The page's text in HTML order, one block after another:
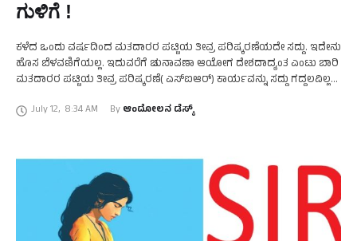
ಗುಳಿಗೆ !
ಕಳೆದ ಒಂದು ವರ್ಷದಿಂದ ಮತದಾರರ ಪಟ್ಟಿಯ ತೀವ್ರ ಪರಿಷ್ಕರಣೆಯದೇ ಸದ್ದು. ಇದೇನು
ಹೊಸ ಬೆಳವಣಿಗೆಯಲ್ಲ. ಇದುವರೆಗೆ ಚುನಾವಣಾ ಆಯೋಗ ದೇಶದಾದ್ಯಂತ ಎಂಟು ಬಾರಿ
ಮತದಾರರ ಪಟ್ಟಿಯ ತೀವ್ರ ಪರಿಷ್ಕರಣೆ( ಎಸ್‌ಐಆರ್) ಕಾರ್ಯವನ್ನು ಸದ್ದು ಗದ್ದಲವಿಲ್ಲದೆ
July 12, 8:34 AM By ಆಂದೋಲನ ಡೆಸ್ಕ್